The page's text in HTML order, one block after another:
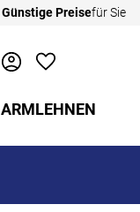
Günstige Preisefür Sie
ARMLEHNEN